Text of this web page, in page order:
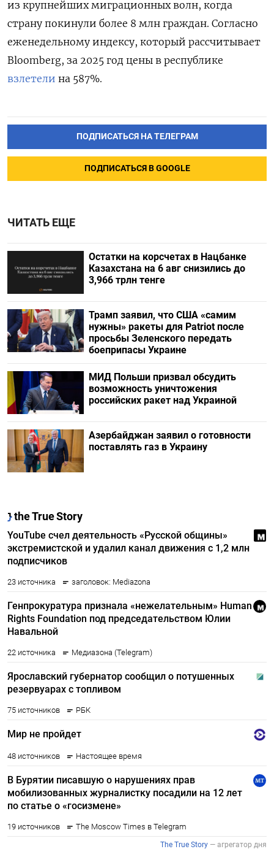
из крупнейших миграционных волн, когда
страну покинули более 8 млн граждан. Согласно
еженедельному индексу, который рассчитывает
Bloomberg, за 2025 год цены в республике
взлетели на 587%.
ПОДПИСАТЬСЯ НА ТЕЛЕГРАМ
ПОДПИСАТЬСЯ В GOOGLE
ЧИТАТЬ ЕЩЕ
Остатки на корсчетах в Нацбанке
Казахстана на 6 авг снизились до
3,966 трлн тенге
Трамп заявил, что США «самим
нужны» ракеты для Patriot после
просьбы Зеленского передать
боеприпасы Украине
МИД Польши призвал обсудить
возможность уничтожения
российских ракет над Украиной
Азербайджан заявил о готовности
поставлять газ в Украину